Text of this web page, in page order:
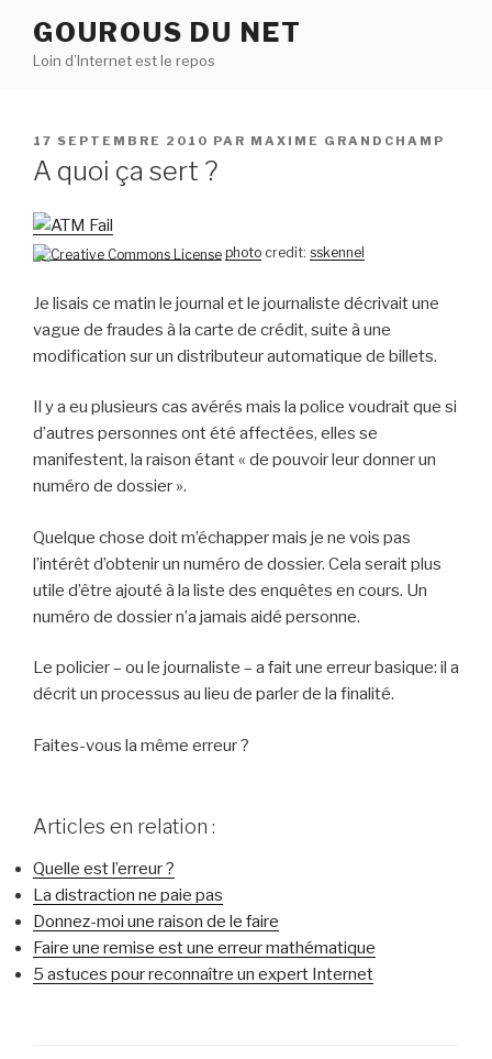
contenu
GOUROUS DU NET
Loin d’Internet est le repos
PUBLIÉ
LE
17 SEPTEMBRE 2010 PAR MAXIME GRANDCHAMP
A quoi ça sert ?
photo credit: sskennel
Je lisais ce matin le journal et le journaliste décrivait une
vague de fraudes à la carte de crédit, suite à une
modification sur un distributeur automatique de billets.
Il y a eu plusieurs cas avérés mais la police voudrait que si
d’autres personnes ont été affectées, elles se
manifestent, la raison étant « de pouvoir leur donner un
numéro de dossier ».
Quelque chose doit m’échapper mais je ne vois pas
l’intérêt d’obtenir un numéro de dossier. Cela serait plus
utile d’être ajouté à la liste des enquêtes en cours. Un
numéro de dossier n’a jamais aidé personne.
Le policier – ou le journaliste – a fait une erreur basique: il a
décrit un processus au lieu de parler de la finalité.
Faites-vous la même erreur ?
Articles en relation :
Quelle est l’erreur ?
La distraction ne paie pas
Donnez-moi une raison de le faire
Faire une remise est une erreur mathématique
5 astuces pour reconnaître un expert Internet